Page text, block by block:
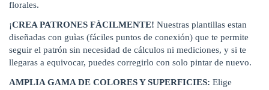
florales.
¡CREA PATRONES FÀCILMENTE! Nuestras plantillas estan
diseñadas con guìas (fáciles puntos de conexión) que te permite
seguir el patrón sin necesidad de cálculos ni mediciones, y si te
llegaras a equivocar, puedes corregirlo con solo pintar de nuevo.
AMPLIA GAMA DE COLORES Y SUPERFICIES: Elige